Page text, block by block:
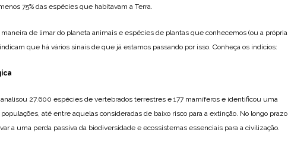
75% das espécies que habitavam a Terra.
de limar do planeta animais e espécies de plantas que conhecemos (ou a própria
que há vários sinais de que já estamos passando por isso. Conheça os indícios:
analisou 27.600 espécies de vertebrados terrestres e 177 mamíferos e identificou uma
até entre aquelas consideradas de baixo risco para a extinção. No longo prazo,
a uma perda passiva da biodiversidade e ecossistemas essenciais para a civilização.